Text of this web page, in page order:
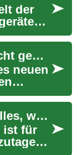
der
Autofinanzierung leicht gemacht: Günstige Kredite für Ihren Traumwagen
neuen
auf
Mobilfunkverträge: Alles, was Sie wissen müssen
ist für